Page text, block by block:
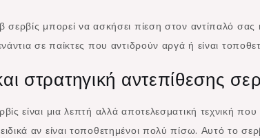
σερβίς μπορεί να ασκήσει πίεση στον αντίπαλό σας
σε παίκτες που αντιδρούν αργά ή είναι
στρατηγική αντεπίθεσης
είναι μια λεπτή αλλά αποτελεσματική τεχνική
αν είναι τοποθετημένοι πολύ πίσω. Αυτό το